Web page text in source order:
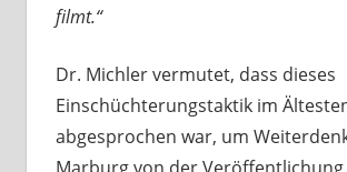
filmt.“
Dr. Michler vermutet, dass dieses
Einschüchterungstaktik im
abgesprochen war, um